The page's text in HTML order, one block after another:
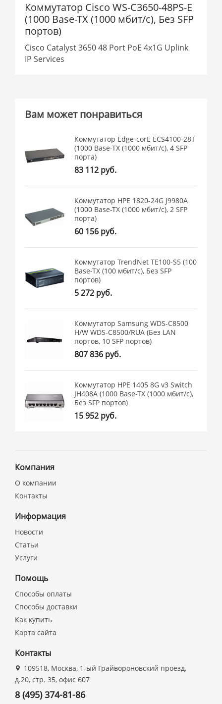
Коммутатор Cisco WS-C3650-48PS-E
(1000 Base-TX (1000 мбит/с), Без SFP
портов)
Cisco Catalyst 3650 48 Port PoE 4x1G Uplink
IP Services
Вам может понравиться
Коммутатор Edge-corE ECS4100-28T
(1000 Base-TX (1000 мбит/с), 4 SFP
порта)
83 112 руб.
Коммутатор HPE 1820-24G J9980A
(1000 Base-TX (1000 мбит/с), 2 SFP
порта)
60 156 руб.
Коммутатор TrendNet TE100-S5 (100
Base-TX (100 мбит/с), Без SFP
портов)
5 272 руб.
Коммутатор Samsung WDS-C8500
H/W WDS-C8500/RUA (Без LAN
портов, 10 SFP портов)
807 836 руб.
Коммутатор HPE 1405 8G v3 Switch
JH408A (1000 Base-TX (1000 мбит/с),
Без SFP портов)
15 952 руб.
Компания
О компании
Контакты
Информация
Новости
Статьи
Услуги
Помощь
Способы оплаты
Способы доставки
Как купить
Карта сайта
Контакты
109518, Москва, 1-ый Грайвороновский проезд,
д.20, стр. 35, офис 607
8 (495) 374-81-86